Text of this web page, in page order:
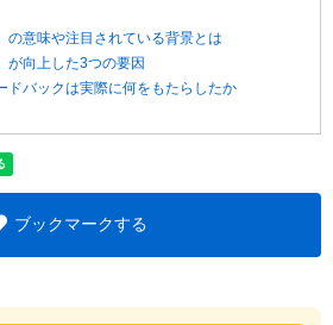
の意味や注目されている背景とは
が向上した3つの要因
ドバックは実際に何をもたらしたか
ブックマークする